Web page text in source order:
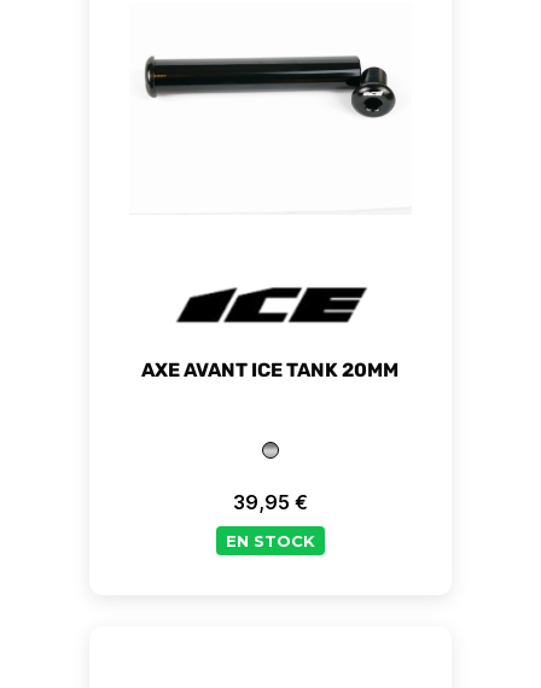
AXE AVANT ICE TANK 20MM
Prix
39,95 €
EN STOCK